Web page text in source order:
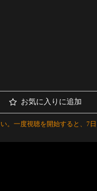
お気に入りに追加
。一度視聴を開始すると、7